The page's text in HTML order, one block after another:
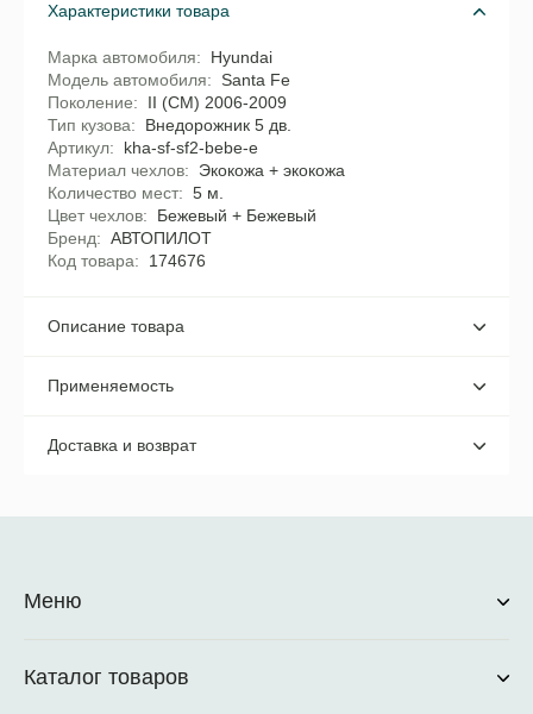
Характеристики товара
Марка автомобиля
Hyundai
Модель автомобиля
Santa Fe
Поколение
II (CM) 2006-2009
Тип кузова
Внедорожник 5 дв.
Артикул
kha-sf-sf2-bebe-e
Материал чехлов
Экокожа + экокожа
Количество мест
5 м.
Цвет чехлов
Бежевый + Бежевый
Бренд
АВТОПИЛОТ
Код товара
174676
Описание товара
Применяемость
Доставка и возврат
Меню
Каталог товаров